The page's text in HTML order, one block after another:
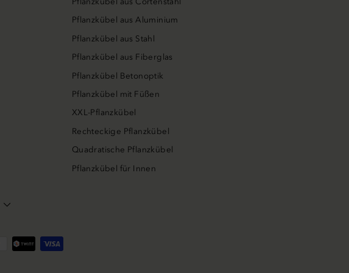
Pflanzkübel aus Aluminium
Pflanzkübel aus Stahl
Pflanzkübel aus Fiberglas
Pflanzkübel Betonoptik
Pflanzkübel mit Füßen
XXL-Pflanzkübel
Rechteckige Pflanzkübel
Quadratische Pflanzkübel
Pflanzkübel für Innen